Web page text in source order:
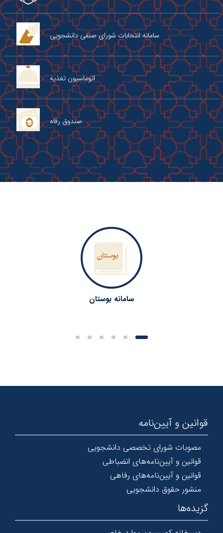
سامانه انتخابات شورای صنفی دانشجویی
اتوماسیون تغذیه
صندوق رفاه
سامانه بوستان
قوانین و آیین‌نامه
مصوبات شورای تخصصی دانشجویی
قوانین و آیین‌نامه‌های انضباطی
قوانین و آیین‌نامه‌های رفاهی
منشور حقوق دانشجویی
گزیده‌ها